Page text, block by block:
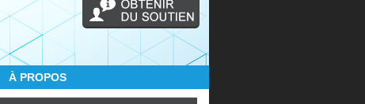
À PROPOS